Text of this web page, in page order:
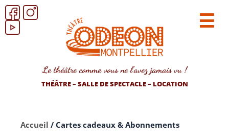
Le théâtre comme vous ne l’avez jamais vu !
THÉÂTRE – SALLE DE SPECTACLE – LOCATION
☰
Accueil / Cartes cadeaux & Abonnements